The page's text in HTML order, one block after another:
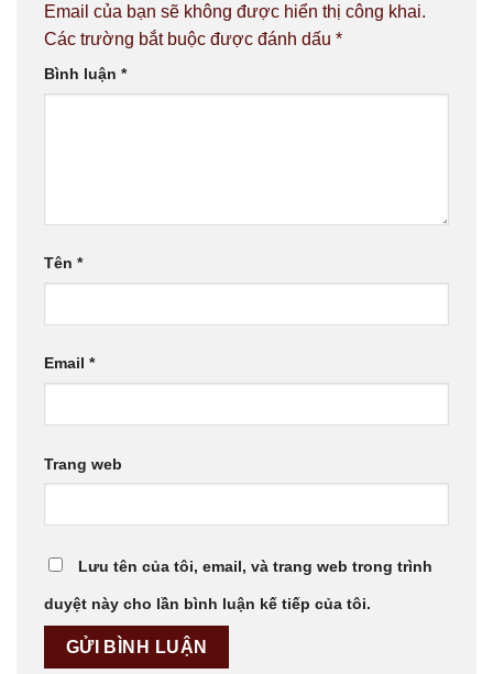
Email của bạn sẽ không được hiển thị công khai.
Các trường bắt buộc được đánh dấu *
Bình luận *
Tên *
Email *
Trang web
Lưu tên của tôi, email, và trang web trong trình
duyệt này cho lần bình luận kế tiếp của tôi.